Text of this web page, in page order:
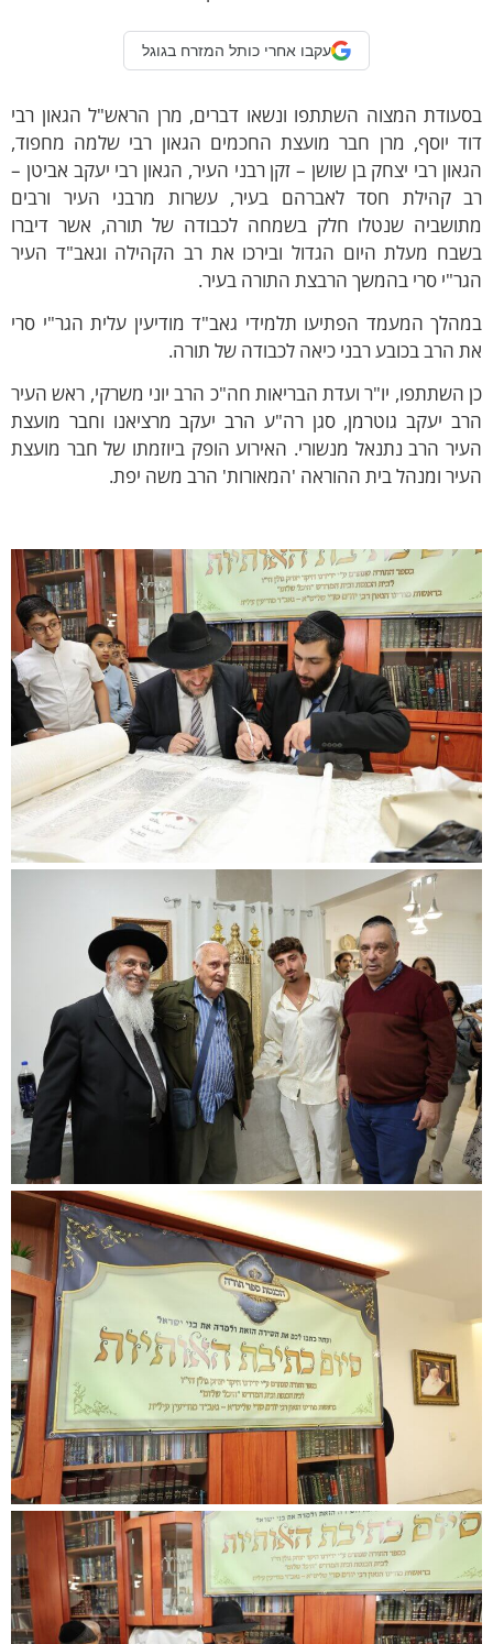
עקבו אחרי כותל המזרח בגוגל
המצוה השתתפו ונשאו דברים, מרן הראש"ל הגאון רבי
יוסף, מרן חבר מועצת החכמים הגאון רבי שלמה מחפוד,
רבי יצחק בן שושן – זקן רבני העיר, הגאון רבי יעקב אביטן –
קהילת חסד לאברהם בעיר, עשרות מרבני העיר ורבים
שנטלו חלק בשמחה לכבודה של תורה, אשר דיברו
מעלת היום הגדול ובירכו את רב הקהילה וגאב"ד העיר
סרי בהמשך הרבצת התורה בעיר.
המעמד הפתיעו תלמידי גאב"ד מודיעין עלית הגר"י סרי
הרב בכובע רבני כיאה לכבודה של תורה.
השתתפו, יו"ר ועדת הבריאות חה"כ הרב יוני משרקי, ראש העיר
יעקב גוטרמן, סגן רה"ע הרב יעקב מרציאנו וחבר מועצת
הרב נתנאל מנשורי. האירוע הופק ביוזמתו של חבר מועצת
ומנהל בית ההוראה 'המאורות' הרב משה יפת.